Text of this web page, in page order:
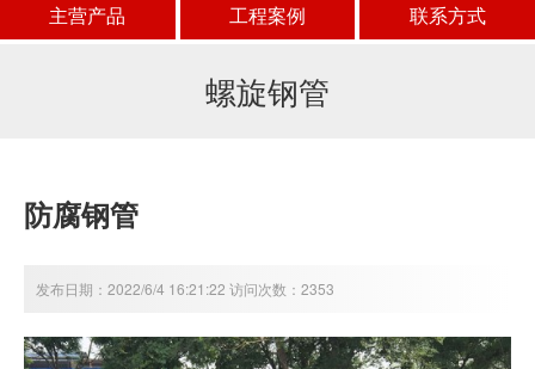
主营产品
工程案例 联系方式
螺旋钢管
防腐钢管
发布日期：2022/6/4 16:21:22 访问次数：2353